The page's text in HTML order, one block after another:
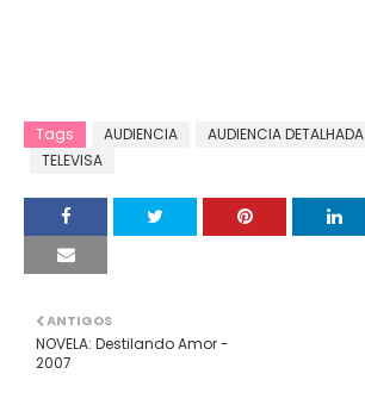
Tags AUDIENCIA AUDIENCIA DETALHADA
TELEVISA
ANTIGOS
NOVELA: Destilando Amor -
2007